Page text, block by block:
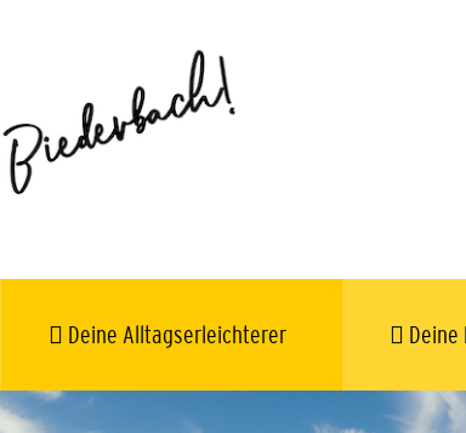
Deine Alltagserleichterer Deine